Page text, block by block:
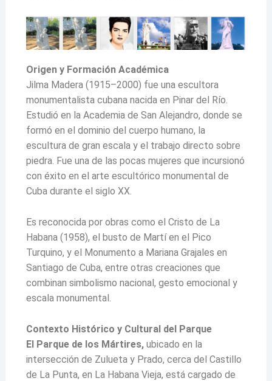
Origen y Formación Académica
Jilma Madera (1915–2000) fue una escultora
monumentalista cubana nacida en Pinar del Río.
Estudió en la Academia de San Alejandro, donde se
formó en el dominio del cuerpo humano, la
escultura de gran escala y el trabajo directo sobre
piedra. Fue una de las pocas mujeres que incursionó
con éxito en el arte escultórico monumental de
Cuba durante el siglo XX.
Es reconocida por obras como el Cristo de La
Habana (1958), el busto de Martí en el Pico
Turquino, y el Monumento a Mariana Grajales en
Santiago de Cuba, entre otras creaciones que
combinan simbolismo nacional, gesto emocional y
escala monumental.
Contexto Histórico y Cultural del Parque
El Parque de los Mártires, ubicado en la
intersección de Zulueta y Prado, cerca del Castillo
de La Punta, en La Habana Vieja, está cargado de